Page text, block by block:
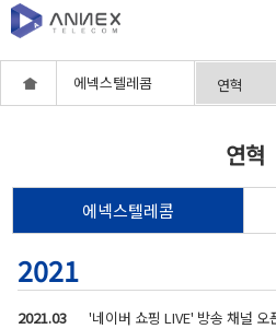
에넥스텔레콤
연혁
에넥스텔레콤
2021
2021.03
'네이버 쇼핑 LIVE' 방송 채널 오